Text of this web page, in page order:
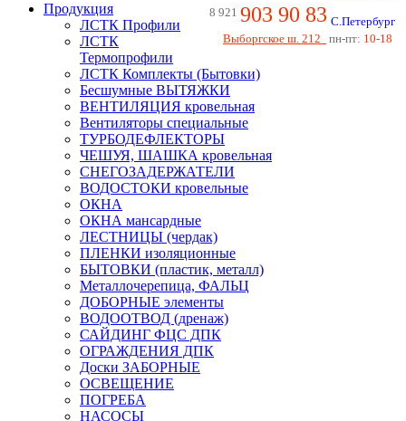
8 921 903 90 83 С.Петербург
Выборгское ш. 212
пн-пт: 10-18
Продукция
ЛСТК Профили
ЛСТК
Термопрофили
ЛСТК Комплекты (Бытовки)
Бесшумные ВЫТЯЖКИ
ВЕНТИЛЯЦИЯ кровельная
Вентиляторы специальные
ТУРБОДЕФЛЕКТОРЫ
ЧЕШУЯ, ШАШКА кровельная
СНЕГОЗАДЕРЖАТЕЛИ
ВОДОСТОКИ кровельные
ОКНА
ОКНА мансардные
ЛЕСТНИЦЫ (чердак)
ПЛЕНКИ изоляционные
БЫТОВКИ (пластик, металл)
Металлочерепица, ФАЛЬЦ
ДОБОРНЫЕ элементы
ВОДООТВОД (дренаж)
САЙДИНГ ФЦС ДПК
ОГРАЖДЕНИЯ ДПК
Доски ЗАБОРНЫЕ
ОСВЕЩЕНИЕ
ПОГРЕБА
НАСОСЫ